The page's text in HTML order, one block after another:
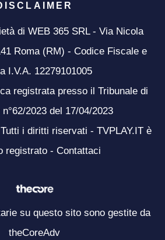
di WEB 365 SRL - Via Nicola
Roma (RM) - Codice Fiscale e
I.V.A. 12279101005
registrata presso il Tribunale di
n°62/2023 del 17/04/2023
i diritti riservati - TVPLAY.IT è
registrato - Contattaci
su questo sito sono gestite da
theCoreAdv